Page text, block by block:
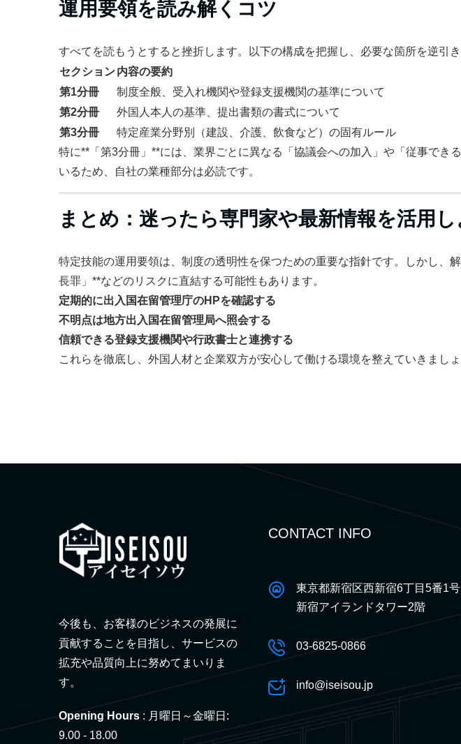
運用要領を読み解くコツ
すべてを読もうとすると挫折します。以下の構成を把握し、必要な箇所を逆引き
セクション内容の要約
第1分冊
制度全般、受入れ機関や登録支援機関の基準について
第2分冊
外国人本人の基準、提出書類の書式について
第3分冊
特定産業分野別（建設、介護、飲食など）の固有ルール
特に**「第3分冊」**には、業界ごとに異なる「協議会への加入」や「従事でき
いるため、自社の業種部分は必読です。
まとめ：迷ったら専門家や最新情報を活用し
特定技能の運用要領は、制度の透明性を保つための重要な指針です。しかし、
長罪」**などのリスクに直結する可能性もあります。
定期的に出入国在留管理庁のHPを確認する
不明点は地方出入国在留管理局へ照会する
信頼できる登録支援機関や行政書士と連携する
これらを徹底し、外国人材と企業双方が安心して働ける環境を整えていきましょ
今後も、お客様のビジネスの発展に
貢献することを目指し、サービスの
拡充や品質向上に努めてまいりま
す。
Opening Hours : 月曜日～金曜日:
9.00 - 18.00
CONTACT INFO
東京都新宿区西新宿6丁目5番1号
新宿アイランドタワー2階
03-6825-0866
info@iseisou.jp